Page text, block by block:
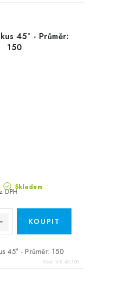
45° - Průměr:
150
Skladem
DPH
45° - Průměr: 150
Kód:VK.45.150